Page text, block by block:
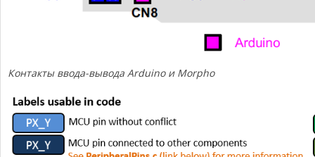
Контакты ввода-вывода Arduino и Morpho